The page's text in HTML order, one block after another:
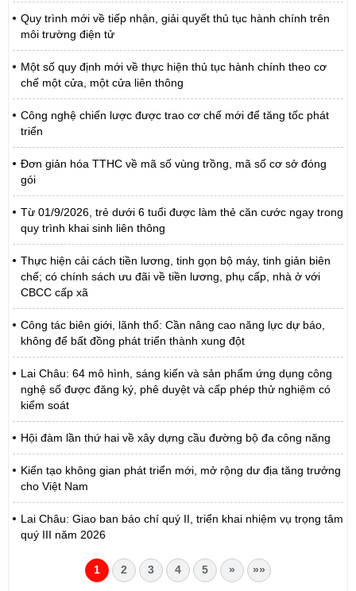
Quy trình mới về tiếp nhận, giải quyết thủ tục hành chính trên
môi trường điện tử
Một số quy định mới về thực hiện thủ tục hành chính theo cơ
chế một cửa, một cửa liên thông
Công nghệ chiến lược được trao cơ chế mới để tăng tốc phát
triển
Đơn giản hóa TTHC về mã số vùng trồng, mã số cơ sở đóng
gói
Từ 01/9/2026, trẻ dưới 6 tuổi được làm thẻ căn cước ngay trong
quy trình khai sinh liên thông
Thực hiện cải cách tiền lương, tinh gọn bộ máy, tinh giản biên
chế; có chính sách ưu đãi về tiền lương, phụ cấp, nhà ở với
CBCC cấp xã
Công tác biên giới, lãnh thổ: Cần nâng cao năng lực dự báo,
không để bất đồng phát triển thành xung đột
Lai Châu: 64 mô hình, sáng kiến và sản phẩm ứng dụng công
nghệ số được đăng ký, phê duyệt và cấp phép thử nghiệm có
kiểm soát
Hội đàm lần thứ hai về xây dựng cầu đường bộ đa công năng
Kiến tạo không gian phát triển mới, mở rộng dư địa tăng trưởng
cho Việt Nam
Lai Châu: Giao ban báo chí quý II, triển khai nhiệm vụ trọng tâm
quý III năm 2026
1 2 3 4 5 » »»